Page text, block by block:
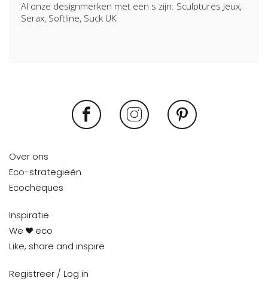
Al onze designmerken met een s zijn: Sculptures Jeux,
Serax, Softline, Suck UK
Over ons
Eco-strategieën
Ecocheques
Inspiratie
We
eco
Like, share and inspire
Registreer / Log in